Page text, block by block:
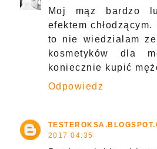
Moj mąz bardzo
efektem
to nie wiedzialam
kosmetyków dla
koniecznie kupić
Odpowiedz
2017 04:35